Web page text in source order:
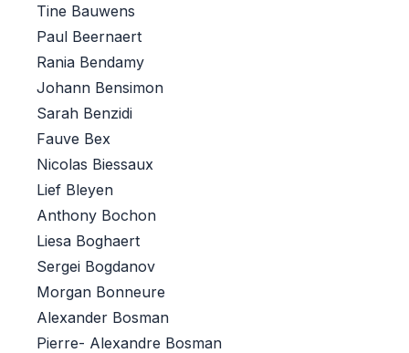
Tine Bauwens
Paul Beernaert
Rania Bendamy
Johann Bensimon
Sarah Benzidi
Fauve Bex
Nicolas Biessaux
Lief Bleyen
Anthony Bochon
Liesa Boghaert
Sergei Bogdanov
Morgan Bonneure
Alexander Bosman
Pierre- Alexandre Bosman